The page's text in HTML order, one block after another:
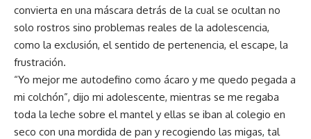
convierta en una máscara detrás de la cual se ocultan no
solo rostros sino problemas reales de la adolescencia,
como la exclusión, el sentido de pertenencia, el escape, la
frustración.
“Yo mejor me autodefino como ácaro y me quedo pegada a
mi colchón”, dijo mi adolescente, mientras se me regaba
toda la leche sobre el mantel y ellas se iban al colegio en
seco con una mordida de pan y recogiendo las migas, tal